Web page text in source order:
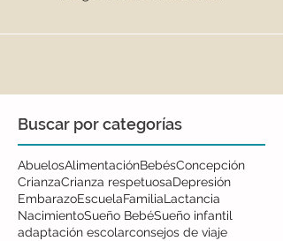
Buscar porcategorías
AbuelosAlimentaciónBebésConcepción
CrianzaCrianza respetuosaDepresión
EmbarazoEscuelaFamiliaLactancia
NacimientoSueño BebéSueño infantil
adaptación escolarconsejos de viaje